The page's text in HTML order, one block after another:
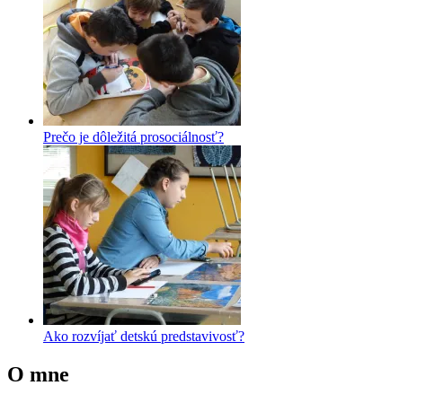
Prečo je dôležitá prosociálnosť?
Ako rozvíjať detskú predstavivosť?
O mne